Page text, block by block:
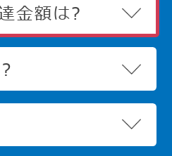
金額は?